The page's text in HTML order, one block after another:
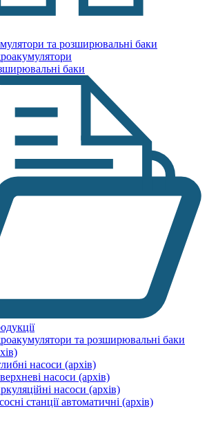
та розширювальні баки
баки
та розширювальні баки
насоси (архів)
насоси (архів)
насоси (архів)
станції автоматичні (архів)